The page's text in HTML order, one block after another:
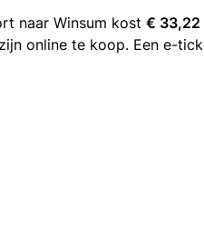
naar Winsum kost € 33,22
online te koop. Een e-